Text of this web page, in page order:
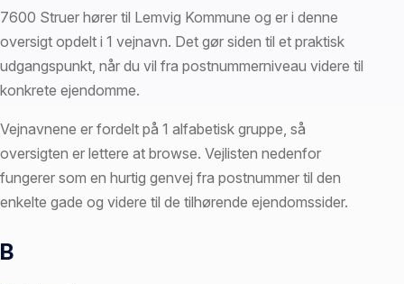
7600 Struer hører til Lemvig Kommune og er i denne
oversigt opdelt i 1 vejnavn. Det gør siden til et praktisk
udgangspunkt, når du vil fra postnummerniveau videre til
konkrete ejendomme.
Vejnavnene er fordelt på 1 alfabetisk gruppe, så
oversigten er lettere at browse. Vejlisten nedenfor
fungerer som en hurtig genvej fra postnummer til den
enkelte gade og videre til de tilhørende ejendomssider.
Vejnavne
B